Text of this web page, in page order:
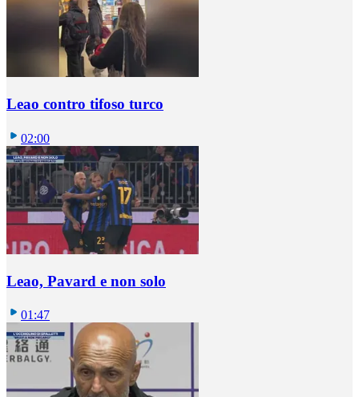
Leao contro tifoso turco
02:00
Leao, Pavard e non solo
01:47